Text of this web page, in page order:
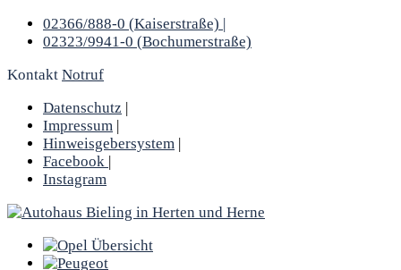
02366/888-0 (Kaiserstraße) |
02323/9941-0 (Bochumerstraße)
Kontakt Notruf
Datenschutz |
Impressum |
Hinweisgebersystem |
Facebook |
Instagram